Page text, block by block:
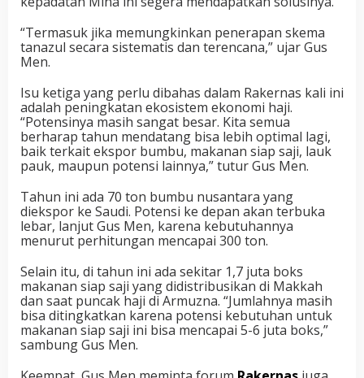
“Termasuk jika memungkinkan penerapan skema
tanazul secara sistematis dan terencana,” ujar Gus
Men.
Isu ketiga yang perlu dibahas dalam Rakernas kali ini
adalah peningkatan ekosistem ekonomi haji.
“Potensinya masih sangat besar. Kita semua
berharap tahun mendatang bisa lebih optimal lagi,
baik terkait ekspor bumbu, makanan siap saji, lauk
pauk, maupun potensi lainnya,” tutur Gus Men.
Tahun ini ada 70 ton bumbu nusantara yang
diekspor ke Saudi. Potensi ke depan akan terbuka
lebar, lanjut Gus Men, karena kebutuhannya
menurut perhitungan mencapai 300 ton.
Selain itu, di tahun ini ada sekitar 1,7 juta boks
makanan siap saji yang didistribusikan di Makkah
dan saat puncak haji di Armuzna. “Jumlahnya masih
bisa ditingkatkan karena potensi kebutuhan untuk
makanan siap saji ini bisa mencapai 5-6 juta boks,”
sambung Gus Men.